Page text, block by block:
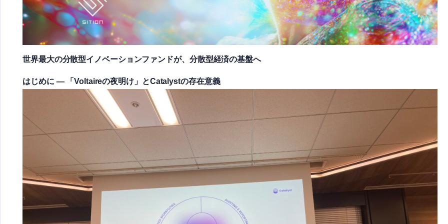
世界最大の分散型イノベーションファンドが、分散型経済の基盤へ
はじめに — 「Voltaireの夜明け」とCatalystの存在意義